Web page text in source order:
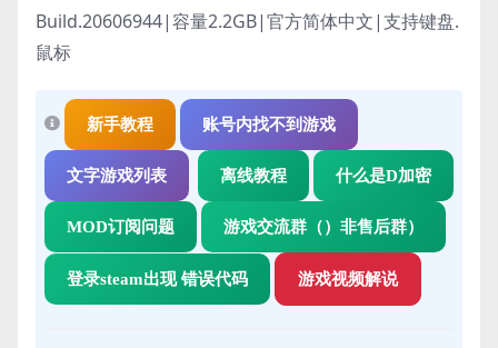
Build.20606944|容量2.2GB|官方简体中文|支持键盘.
鼠标
新手教程 账号内找不到游戏
文字游戏列表 离线教程 什么是D加密
MOD订阅问题 游戏交流群（）非售后群）
登录steam出现 错误代码 游戏视频解说